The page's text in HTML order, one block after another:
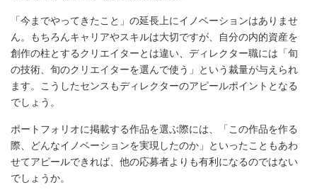
「今までやってきたこと」の延長上にイノベーションはありませ
ん。もちろんキャリアやスキルは大切ですが、自分の内的資産を
創作の柱とするクリエイターとは違い、ディレクター職には「旬
の技術、旬のクリエイターを選んで使う」という裁量が与えられ
ます。こうしたセンスもディレクターのアピールポイントとなる
でしょう。
ポートフォリオに掲載する作品を選ぶ際には、「この作品を作る
際、どんなイノベーションを実現したのか」といったこともあわ
せてアピールできれば、他の応募者よりも有利になるのではない
でしょうか。